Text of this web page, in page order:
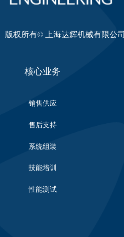
版权所有© 上海达辉机械有限公司
核心业务
销售供应
售后支持
系统组装
技能培训
性能测试